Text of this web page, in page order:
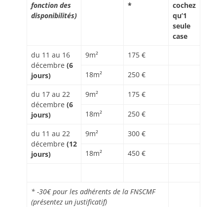
fonction des
disponibilités)
*
cochez
qu’1
seule
case
du 11 au 16
décembre (6
jours)
9m² 175 €
18m² 250 €
du 17 au 22
décembre (6
jours)
9m² 175 €
18m² 250 €
du 11 au 22
décembre (12
jours)
9m² 300 €
18m² 450 €
* -30€ pour les adhérents de la FNSCMF
(présentez un justificatif)